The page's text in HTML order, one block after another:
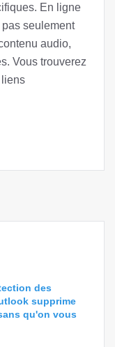
En ligne
seulement
audio,
Vous trouverez
des
supprime
qu'on vous